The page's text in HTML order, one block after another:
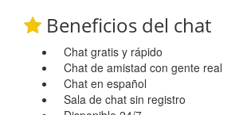
Beneficios del chat
Chat gratis y rápido
Chat de amistad con gente real
Chat en español
Sala de chat sin registro